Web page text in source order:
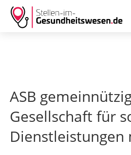
ASB
Gesellschaft für
Dienstleistungen